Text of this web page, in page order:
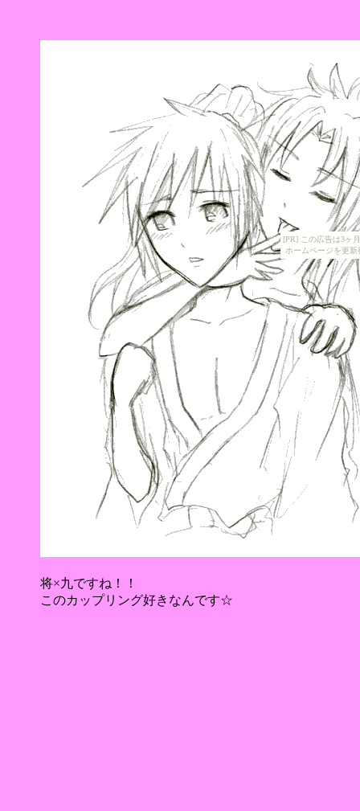
[PR] この広告は3ヶ
ホームページを更
将×九ですね！！
このカップリング好きなんです☆